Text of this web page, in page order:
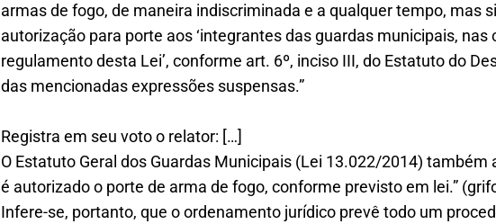
armas de fogo, de maneira indiscriminada e a qualquer tempo, mas
autorização para porte aos ‘integrantes das guardas municipais,
regulamento desta Lei’, conforme art. 6º, inciso III, do Estatuto do
das mencionadas expressões suspensas.”
Registra em seu voto o relator: […]
O Estatuto Geral dos Guardas Municipais (Lei 13.022/2014) também
é autorizado o porte de arma de fogo, conforme previsto em lei.”
Infere-se, portanto, que o ordenamento jurídico prevê todo um